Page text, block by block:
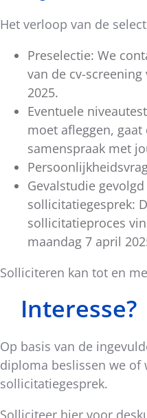
Het verloop van de
Preselectie: We
van de cv-
2025.
Eventuele
moet afleggen,
samenspraak met
Gevalstudie
sollicitatiegesprek:
sollicitatieproces
maandag 7 april
Solliciteren kan tot en
Interesse?
Op basis van de
diploma beslissen we of
sollicitatiegesprek.
Solliciteer hier voor